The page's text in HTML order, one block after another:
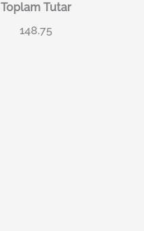
Toplam Tutar
148.75